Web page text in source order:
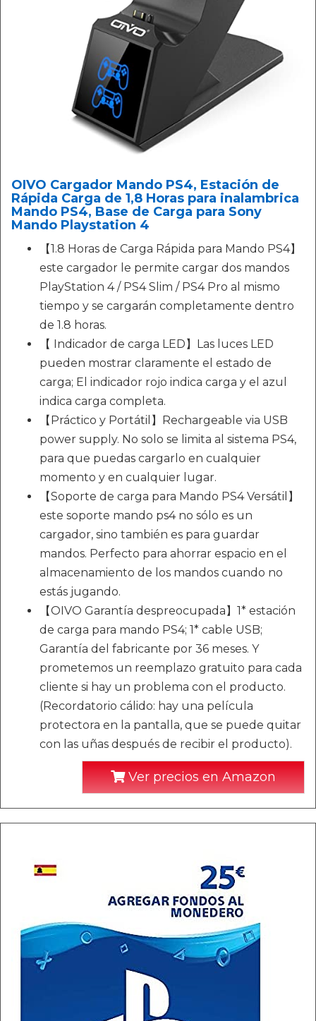
OIVO Cargador Mando PS4, Estación de
Rápida Carga de 1,8 Horas para inalambrica
Mando PS4, Base de Carga para Sony
Mando Playstation 4
【1.8 Horas de Carga Rápida para Mando PS4】
este cargador le permite cargar dos mandos
PlayStation 4 / PS4 Slim / PS4 Pro al mismo
tiempo y se cargarán completamente dentro
de 1.8 horas.
【 Indicador de carga LED】Las luces LED
pueden mostrar claramente el estado de
carga; El indicador rojo indica carga y el azul
indica carga completa.
【Práctico y Portátil】Rechargeable via USB
power supply. No solo se limita al sistema PS4,
para que puedas cargarlo en cualquier
momento y en cualquier lugar.
【Soporte de carga para Mando PS4 Versátil】
este soporte mando ps4 no sólo es un
cargador, sino también es para guardar
mandos. Perfecto para ahorrar espacio en el
almacenamiento de los mandos cuando no
estás jugando.
【OIVO Garantía despreocupada】1* estación
de carga para mando PS4; 1* cable USB;
Garantía del fabricante por 36 meses. Y
prometemos un reemplazo gratuito para cada
cliente si hay un problema con el producto.
(Recordatorio cálido: hay una película
protectora en la pantalla, que se puede quitar
con las uñas después de recibir el producto).
Ver precios en Amazon